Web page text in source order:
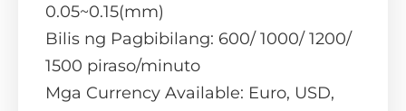
0.05~0.15(mm)
Bilis ng Pagbibilang: 600/ 1000/ 1200/
1500 piraso/minuto
Mga Currency Available: Euro, USD,